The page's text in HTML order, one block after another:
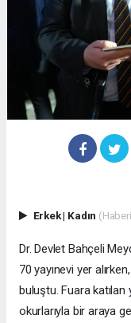
Erkek| Kadın
Dr. Devlet Bahçeli
70 yayınevi yer
buluştu. Fuara
okurlarıyla bir araya